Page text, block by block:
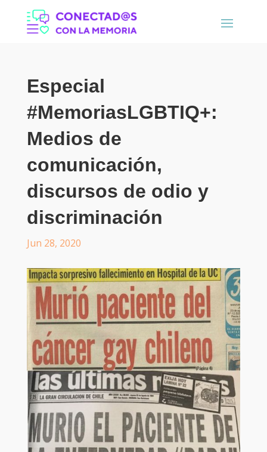
Especial
#MemoriasLGBTIQ+:
Medios de
comunicación,
discursos de odio y
discriminación
Jun 28, 2020